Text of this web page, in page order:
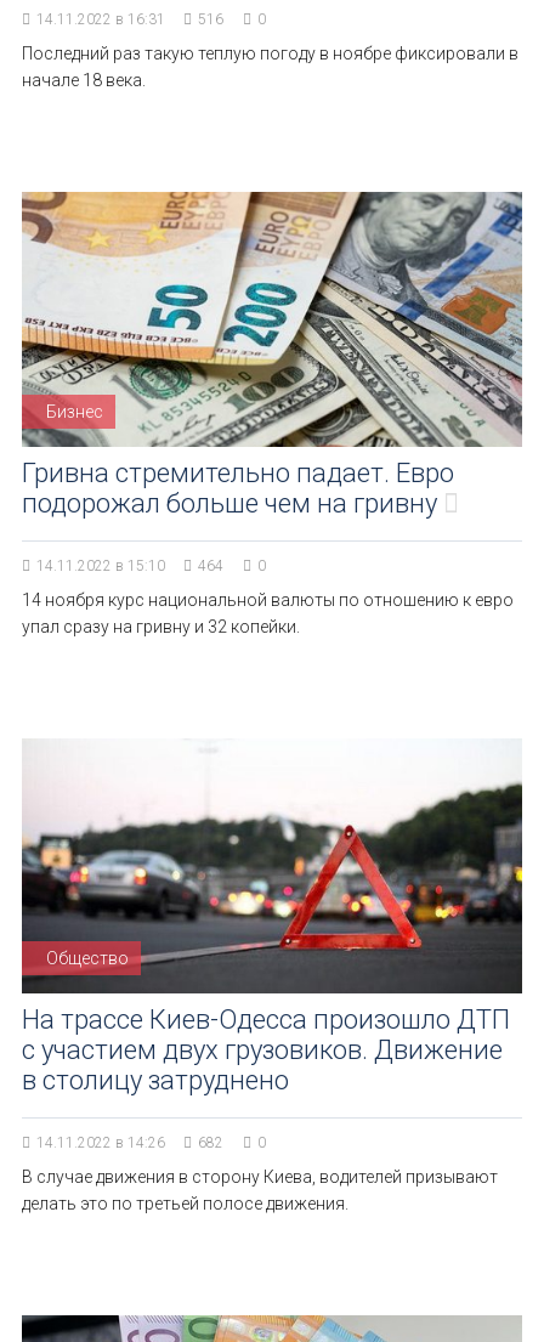
14.11.2022 в 16:31 516 0
Последний раз такую теплую погоду в ноябре фиксировали в
начале 18 века.
Бизнес
Гривна стремительно падает. Евро
подорожал больше чем на гривну
14.11.2022 в 15:10 464 0
14 ноября курс национальной валюты по отношению к евро
упал сразу на гривну и 32 копейки.
Общество
На трассе Киев-Одесса произошло ДТП
с участием двух грузовиков. Движение
в столицу затруднено
14.11.2022 в 14:26 682 0
В случае движения в сторону Киева, водителей призывают
делать это по третьей полосе движения.